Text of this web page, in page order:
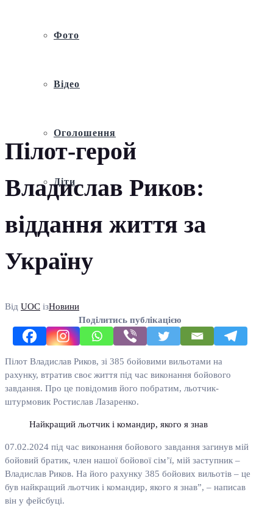
Фото
Відео
Оголошення
Діти
Пілот-герой
Владислав Риков:
віддання життя за
Україну
Від UOC ізНовини
Поділитись публікацією
Пілот Владислав Риков, зі 385 бойовими вильотами на
рахунку, втратив своє життя під час виконання бойового
завдання. Про це повідомив його побратим, льотчик-
штурмовик Ростислав Лазаренко.
Найкращий льотчик і командир, якого я знав
07.02.2024 під час виконання бойового завдання загинув мій
бойовий братик, член нашої бойової сім’ї, мій заступник –
Владислав Риков. На його рахунку 385 бойових вильотів – це
був найкращий льотчик і командир, якого я знав”, – написав
він у фейсбуці.